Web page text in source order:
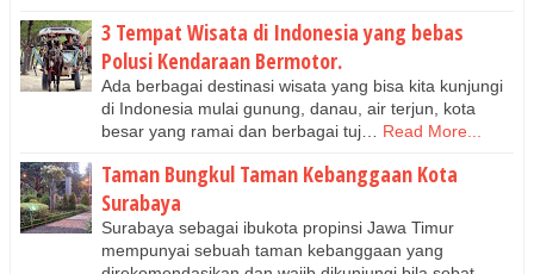
3 Tempat Wisata di Indonesia yang bebas
Polusi Kendaraan Bermotor.
Ada berbagai destinasi wisata yang bisa kita kunjungi
di Indonesia mulai gunung, danau, air terjun, kota
besar yang ramai dan berbagai tuj…
Read More...
Taman Bungkul Taman Kebanggaan Kota
Surabaya
Surabaya sebagai ibukota propinsi Jawa Timur
mempunyai sebuah taman kebanggaan yang